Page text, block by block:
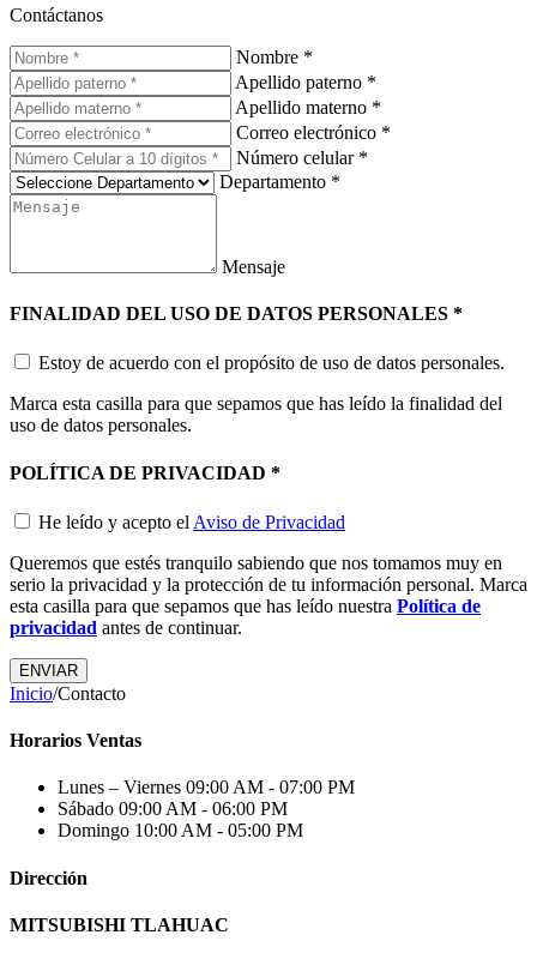
Contáctanos
Nombre *
Apellido paterno *
Apellido materno *
Correo electrónico *
Número celular *
Departamento *
Mensaje
FINALIDAD DEL USO DE DATOS PERSONALES *
Estoy de acuerdo con el propósito de uso de datos personales.
Marca esta casilla para que sepamos que has leído la finalidad del
uso de datos personales.
POLÍTICA DE PRIVACIDAD *
He leído y acepto el Aviso de Privacidad
Queremos que estés tranquilo sabiendo que nos tomamos muy en
serio la privacidad y la protección de tu información personal. Marca
esta casilla para que sepamos que has leído nuestra Política de
privacidad antes de continuar.
Inicio/Contacto
Horarios Ventas
Lunes – Viernes 09:00 AM - 07:00 PM
Sábado 09:00 AM - 06:00 PM
Domingo 10:00 AM - 05:00 PM
Dirección
MITSUBISHI TLAHUAC